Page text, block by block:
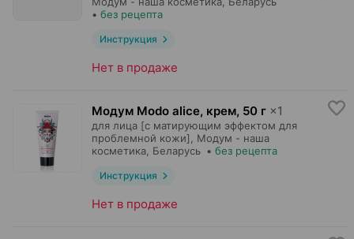
• без рецепта
Инструкция
Нет в продаже
Модум Modo alice, крем, 50 г ×1
для лица [с матирующим эффектом для
проблемной кожи],
Модум - наша
косметика , Беларусь • без рецепта
Инструкция
Нет в продаже